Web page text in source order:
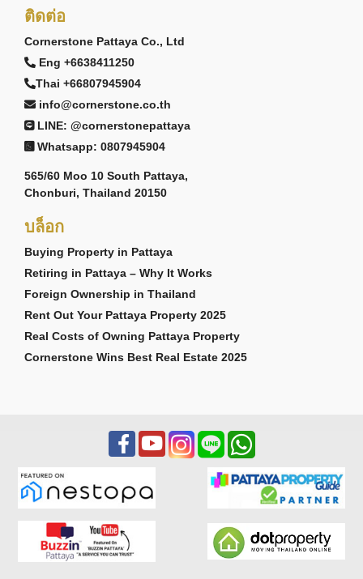
ติดต่อ
Cornerstone Pattaya Co., Ltd
Eng +6638411250
Thai +66807945904
info@cornerstone.co.th
LINE: @cornerstonepattaya
Whatsapp: 0807945904
565/60 Moo 10 South Pattaya,
Chonburi, Thailand 20150
บล็อก
Buying Property in Pattaya
Retiring in Pattaya – Why It Works
Foreign Ownership in Thailand
Rent Out Your Pattaya Property 2025
Real Costs of Owning Pattaya Property
Cornerstone Wins Best Real Estate 2025